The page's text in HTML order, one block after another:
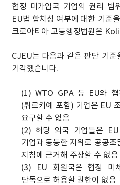
협정 미가입국 기업의 권리 범
EU법 합치성 여부에 대한 기준
크로아티아 고등행정법원은
CJEU는 다음과 같은 판단 기
기각했습니다.
(1) WTO GPA 등 EU와 협
(튀르키예 포함) 기업은 EU
요구할 수 없음
(2) 해당 외국 기업들은
기업과 동등한 지위로 공공
지침에 근거해 주장할 수 없음
(3) EU 회원국은 협정 미
단독으로 허용할 권한이 없음